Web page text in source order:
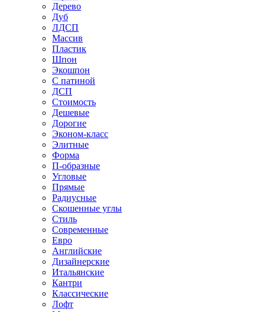
Дерево
Дуб
ЛДСП
Массив
Пластик
Шпон
Экошпон
С патиной
ДСП
Стоимость
Дешевые
Дорогие
Эконом-класс
Элитные
Форма
П-образные
Угловые
Прямые
Радиусные
Скошенные углы
Стиль
Современные
Евро
Английские
Дизайнерские
Итальянские
Кантри
Классические
Лофт